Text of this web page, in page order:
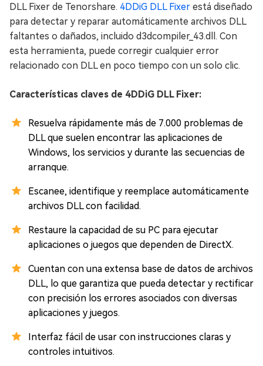
DLL Fixer de Tenorshare. 4DDiG DLL Fixer está diseñado
para detectar y reparar automáticamente archivos DLL
faltantes o dañados, incluido d3dcompiler_43.dll. Con
esta herramienta, puede corregir cualquier error
relacionado con DLL en poco tiempo con un solo clic.
Características claves de 4DDiG DLL Fixer:
Resuelva rápidamente más de 7.000 problemas de
DLL que suelen encontrar las aplicaciones de
Windows, los servicios y durante las secuencias de
arranque.
Escanee, identifique y reemplace automáticamente
archivos DLL con facilidad.
Restaure la capacidad de su PC para ejecutar
aplicaciones o juegos que dependen de DirectX.
Cuentan con una extensa base de datos de archivos
DLL, lo que garantiza que pueda detectar y rectificar
con precisión los errores asociados con diversas
aplicaciones y juegos.
Interfaz fácil de usar con instrucciones claras y
controles intuitivos.